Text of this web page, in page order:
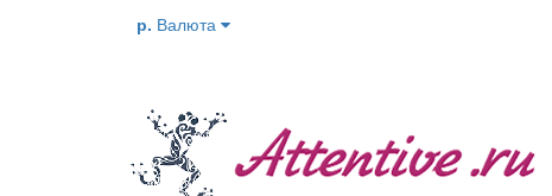
р. Валюта